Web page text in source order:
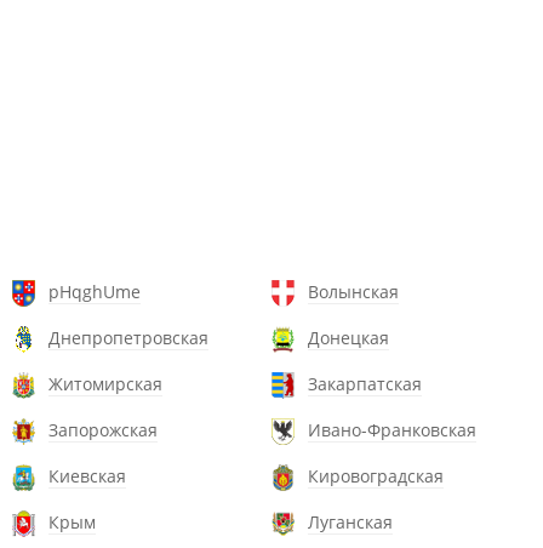
pHqghUme
Волынская
Днепропетровская
Донецкая
Житомирская
Закарпатская
Запорожская
Ивано-Франковская
Киевская
Кировоградская
Крым
Луганская